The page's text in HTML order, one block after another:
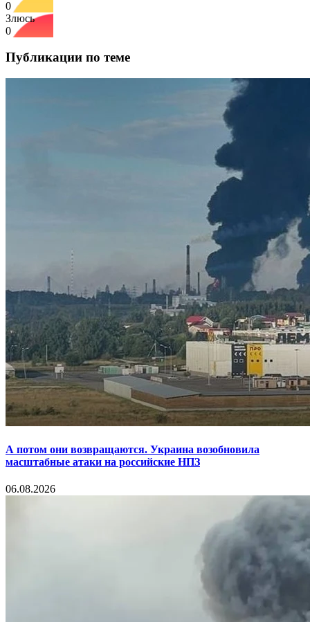
0
Злюсь
0
Публикации по теме
А потом они возвращаются. Украина возобновила
масштабные атаки на российские НПЗ
06.08.2026